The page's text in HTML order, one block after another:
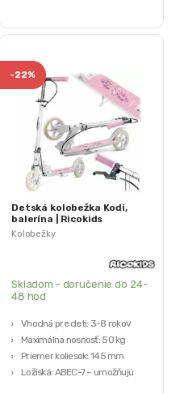
Kolobežky
-22%
Detská kolobežka Kodi,
balerína | Ricokids
Skladom - doručenie do 24-
48 hod
Vhodná pre deti: 3-8 rokov
Maximálna nosnosť: 50 kg
Priemer koliesok: 145 mm
Ložiská: ABEC-7 – umožňujú